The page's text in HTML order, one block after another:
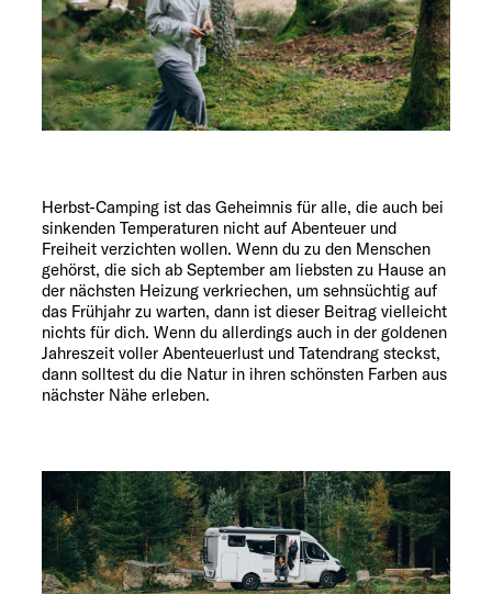
Herbst-Camping ist das Geheimnis für alle, die auch bei
sinkenden Temperaturen nicht auf Abenteuer und
Freiheit verzichten wollen. Wenn du zu den Menschen
gehörst, die sich ab September am liebsten zu Hause an
der nächsten Heizung verkriechen, um sehnsüchtig auf
das Frühjahr zu warten, dann ist dieser Beitrag vielleicht
nichts für dich. Wenn du allerdings auch in der goldenen
Jahreszeit voller Abenteuerlust und Tatendrang steckst,
dann solltest du die Natur in ihren schönsten Farben aus
nächster Nähe erleben.